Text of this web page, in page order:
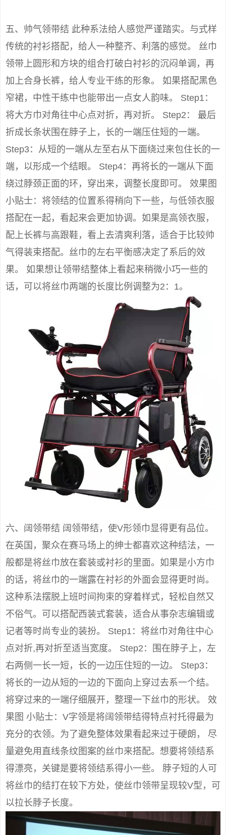
五、帅气领带结 此种系法给人感觉严谨踏实。与式样
传统的衬衫搭配，给人一种整齐、利落的感觉。 丝巾
领带上圆形和方块的组合打破白衬衫的沉闷单调，再
加上合身长裤，给人专业干练的形象。 如果搭配黑色
窄裙，中性干练中也能带出一点女人韵味。 Step1：
将大方巾对角往中心点对折，再对折。 Step2： 最后
折成长条状围在脖子上，长的一端压住短的一端。
Step3：从短的一端从左至右从下面绕过来包住长的一
端，以形成一个结眼。 Step4：再将长的一端从下面
绕过脖颈正面的环，穿出来，调整长度即可。 效果图
小贴士：将领结的位置系得稍向下一些，与低领衣服
搭配在一起，看起来会更加协调。如果是高领衣服，
配上长裤与高跟鞋，看上去清爽利落，适合于比较帅
气得装束搭配。丝巾的左右平衡感决定了系后的效
果。 如果想让领带结整体上看起来稍微小巧一些的
话，可以将丝巾两端的长度比例调整为2：1。
六、阔领带结 阔领带结，使V形领巾显得更有品位。
在英国，聚众在赛马场上的绅士都喜欢这种结法，一
般都是将丝巾放在套装或衬衫的里面。如果是小方巾
的话，将丝巾的一端露在衬衫的外面会显得更时尚。
这种系法摆脱上班时间拘束的穿着样式，轻松自然又
不俗气。可以搭配西装式套装，适合从事杂志编辑或
记者等时尚专业的装扮。 Step1：将丝巾对角往中心
点对折,再对折至适当宽度。 Step2：围在脖子上，左
右两侧一长一短，长的一边压住短的一边。 Step3：
将长的一边从短的一边的下面向上穿过去系一个结。
将穿过来的一端仔细展开，整理一下丝巾的形状。 效
果图 小贴士：V字领是将阔领带结得特点衬托得最为
充分的衣领。为了避免整体效果看起来过于硬朗， 尽
量避免用直线条纹图案的丝巾来搭配。想要将领结系
得漂亮，关键是要将领结系得小一些。 脖子短的人可
将丝巾的结打在较下方处，使丝巾领带呈现较V型，可
以拉长脖子长度。